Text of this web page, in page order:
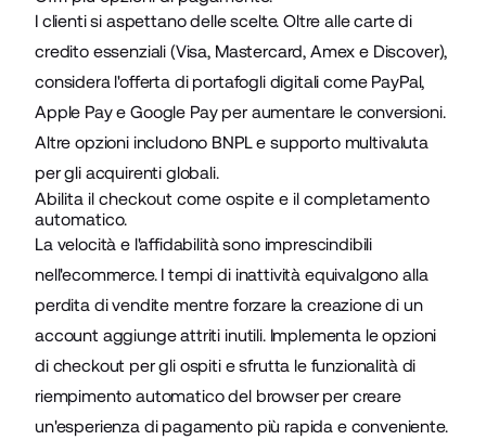
I clienti si aspettano delle scelte. Oltre alle carte di
credito essenziali (Visa, Mastercard, Amex e Discover),
considera l'offerta di portafogli digitali come PayPal,
Apple Pay e Google Pay per aumentare le conversioni.
Altre opzioni includono BNPLesupporto multivaluta
per gli acquirenti globali.
Abilita il checkout come ospite e il completamento
automatico.
La velocità e l'affidabilità sono imprescindibili
nell'ecommerce. I tempi di inattività equivalgono alla
perdita di vendite mentre forzare la creazione di un
account aggiunge attriti inutili. Implementa le opzioni
di checkout per gli ospiti e sfrutta le funzionalità di
riempimento automatico del browser per creare
un'esperienza di pagamento più rapida e conveniente.